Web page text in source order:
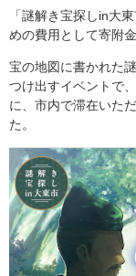
「謎解き宝探しin大
めの費用として寄附
宝の地図に書かれた
つけ出すイベントで
に、市内で滞在いた
た。